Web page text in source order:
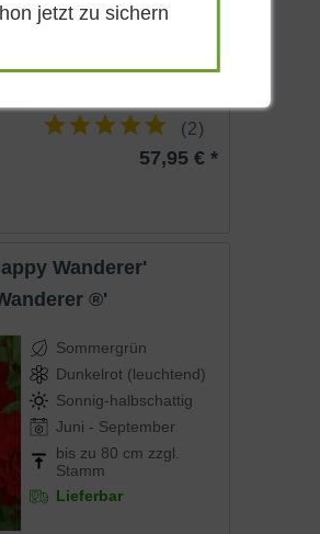
Juli - September
(2)
57,95 € *
Wanderer'
®'
Sommergrün
Dunkelrot (leuchtend)
Sonnig-halbschattig
Juni - September
bis zu 80 cm zzgl.
Stamm
Lieferbar
jetzt zu sichern